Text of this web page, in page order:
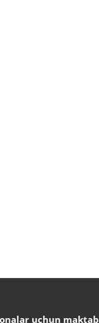
uchun maktab